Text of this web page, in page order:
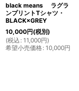
black means ラグラ
ンプリントTシャツ・
BLACK×GREY
10,000円(税別)
(税込 : 11,000円)
希望小売価格: 10,000円